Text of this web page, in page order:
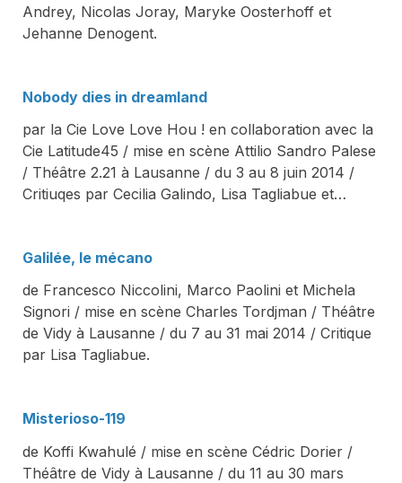
Andrey, Nicolas Joray, Maryke Oosterhoff et
Jehanne Denogent.
Nobody dies in dreamland
par la Cie Love Love Hou ! en collaboration avec la
Cie Latitude45 / mise en scène Attilio Sandro Palese
/ Théâtre 2.21 à Lausanne / du 3 au 8 juin 2014 /
Critiuqes par Cecilia Galindo, Lisa Tagliabue et…
Galilée, le mécano
de Francesco Niccolini, Marco Paolini et Michela
Signori / mise en scène Charles Tordjman / Théâtre
de Vidy à Lausanne / du 7 au 31 mai 2014 / Critique
par Lisa Tagliabue.
Misterioso-119
de Koffi Kwahulé / mise en scène Cédric Dorier /
Théâtre de Vidy à Lausanne / du 11 au 30 mars